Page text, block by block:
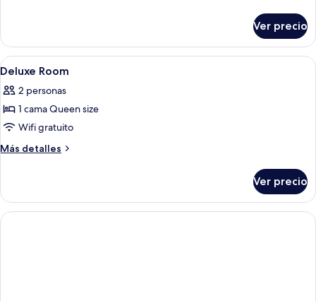
VIP
familiar
VIP
Ver precio
Abrir
todas
las
fotos
de
Deluxe
Regadera, amenidades de baño
1
Deluxe Room
2 personas
1 cama Queen size
Wifi gratuito
Más detalles
Más
Room
Ver precio